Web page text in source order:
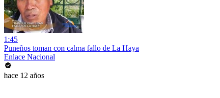
1:45
Puneños toman con calma fallo de La Haya
Enlace Nacional
hace 12 años